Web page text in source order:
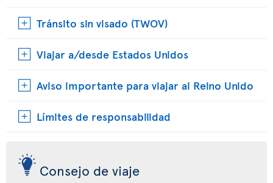
Tránsito sin visado (TWOV)
Viajar a/desde Estados Unidos
Aviso importante para viajar al Reino Unido
Límites de responsabilidad
Consejo de viaje